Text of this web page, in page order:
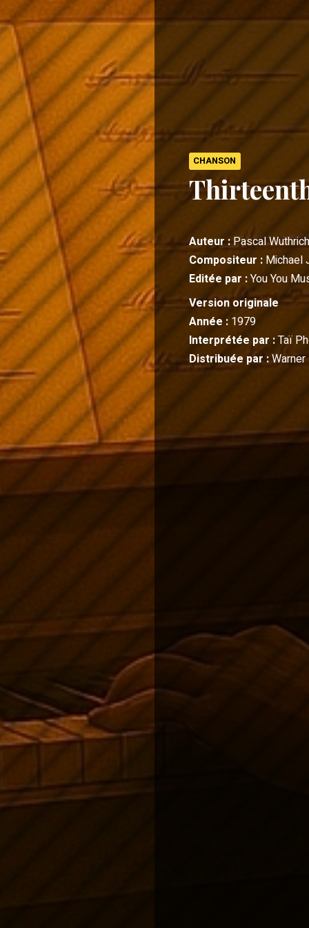
CHANSON
Auteur : Pascal Wuthrich
Compositeur : Michael
Editée par :You You
Version originale
Année : 1979
Interprétée par :Taï
Distribuée par :Warner